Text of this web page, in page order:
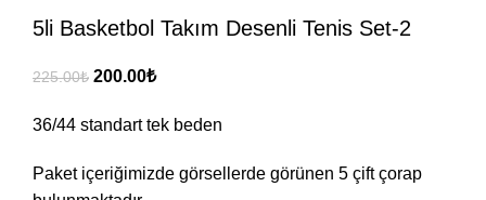
5li Basketbol Takım Desenli Tenis Set-2
225.00₺ 200.00₺
36/44 standart tek beden
Paket içeriğimizde görsellerde görünen 5 çift çorap